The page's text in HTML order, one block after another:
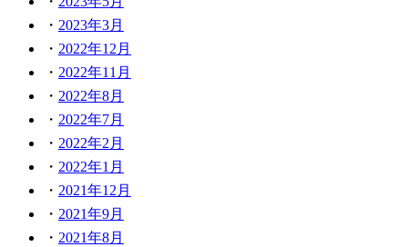
2023年3月
2022年12月
2022年11月
2022年8月
2022年7月
2022年2月
2022年1月
2021年12月
2021年9月
2021年8月